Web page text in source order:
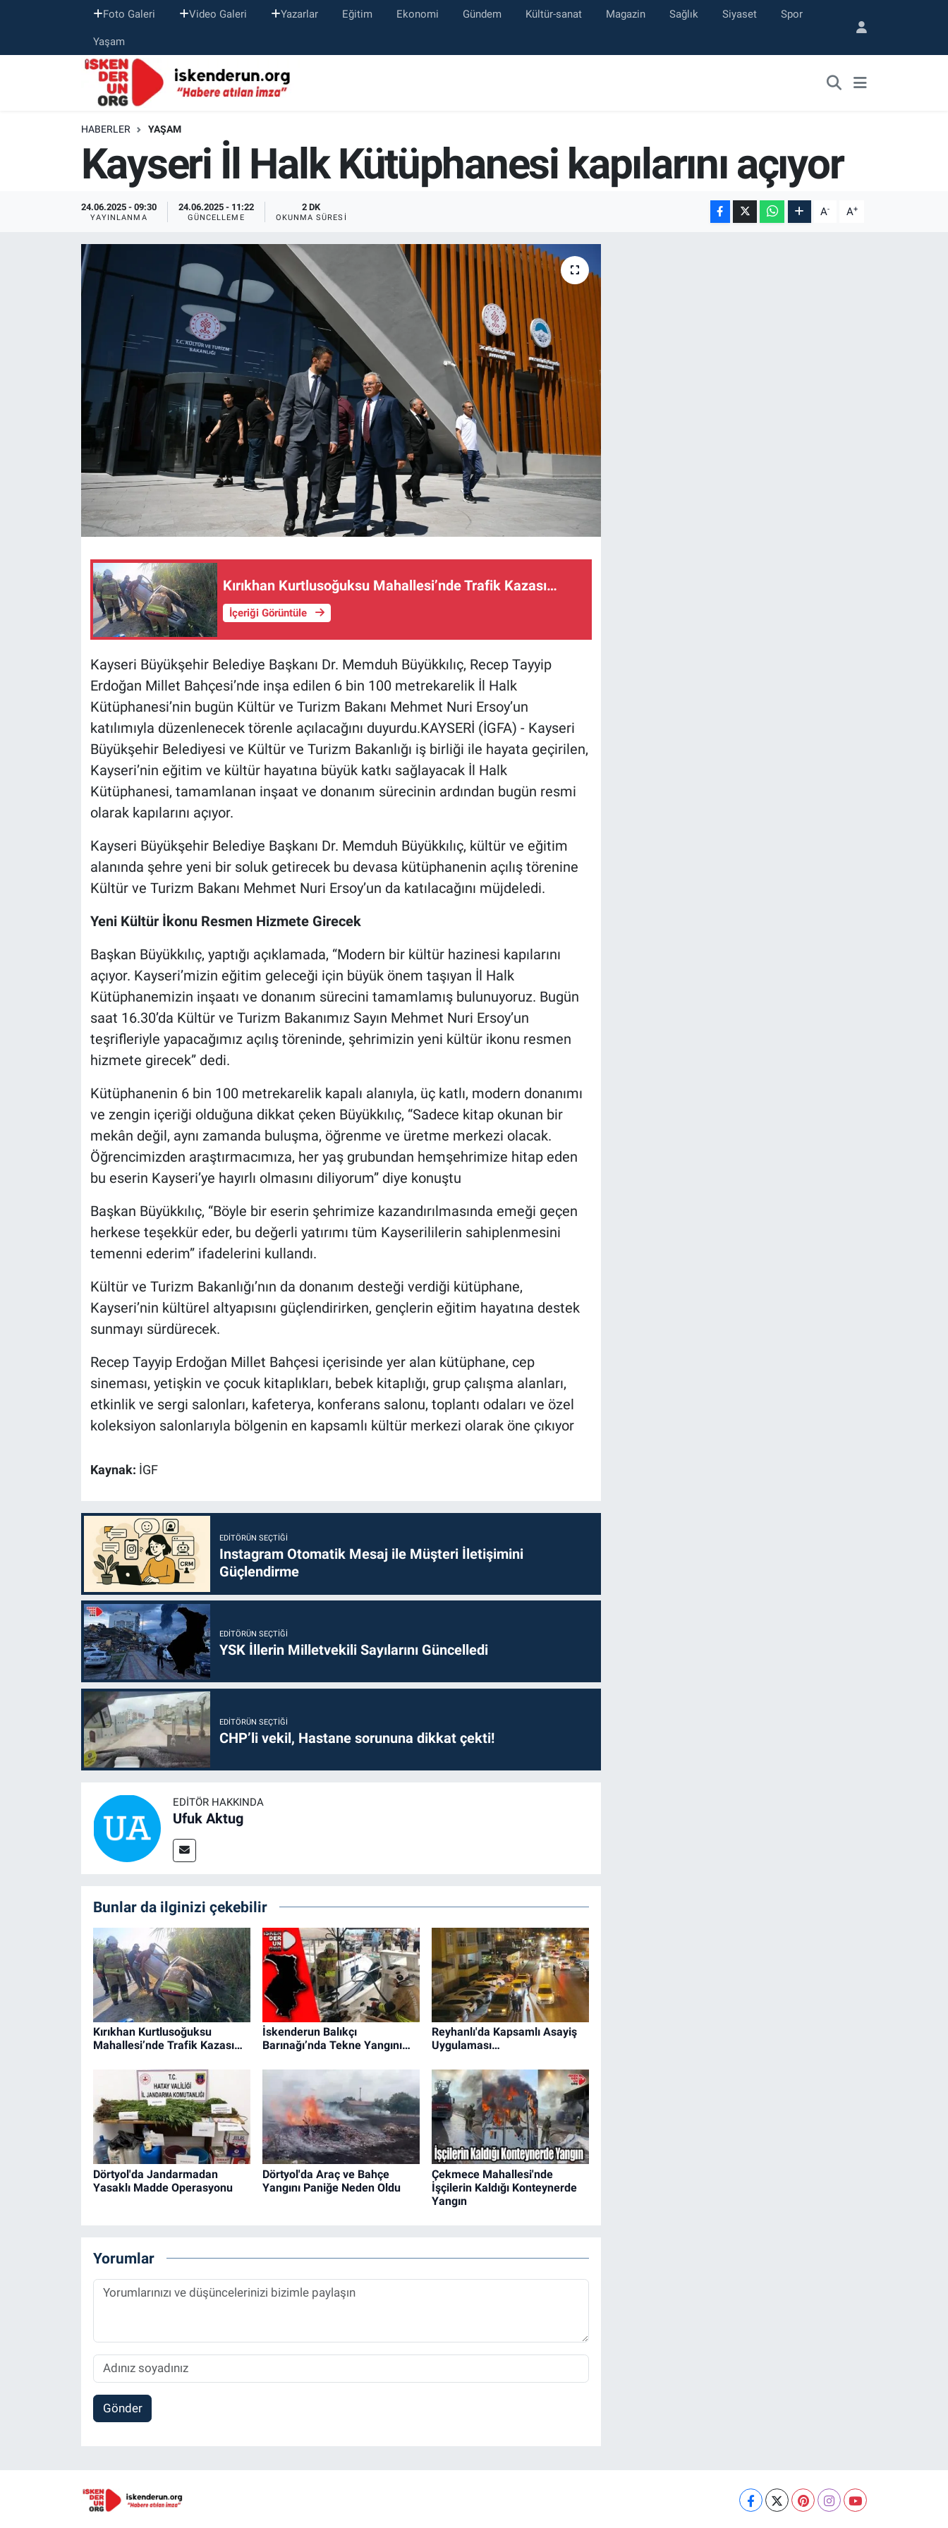
Foto Galeri Video Galeri Yazarlar Eğitim Ekonomi Gündem Kültür-sanat Magazin Sağlık Siyaset Spor
Yaşam
HABERLER YAŞAM
Kayseri İl Halk Kütüphanesi kapılarını açıyor
24.06.2025 - 09:30
YAYINLANMA
24.06.2025 - 11:22
GÜNCELLEME
2 DK
OKUNMA SÜRESI A- A+
Kırıkhan Kurtlusoğuksu Mahallesi’nde Trafik Kazası…
İçeriği Görüntüle
Kayseri Büyükşehir Belediye Başkanı Dr. Memduh Büyükkılıç, Recep Tayyip
Erdoğan Millet Bahçesi’nde inşa edilen 6 bin 100 metrekarelik İl Halk
Kütüphanesi’nin bugün Kültür ve Turizm Bakanı Mehmet Nuri Ersoy’un
katılımıyla düzenlenecek törenle açılacağını duyurdu.KAYSERİ (İGFA) - Kayseri
Büyükşehir Belediyesi ve Kültür ve Turizm Bakanlığı iş birliği ile hayata geçirilen,
Kayseri’nin eğitim ve kültür hayatına büyük katkı sağlayacak İl Halk
Kütüphanesi, tamamlanan inşaat ve donanım sürecinin ardından bugün resmi
olarak kapılarını açıyor.
Kayseri Büyükşehir Belediye Başkanı Dr. Memduh Büyükkılıç, kültür ve eğitim
alanında şehre yeni bir soluk getirecek bu devasa kütüphanenin açılış törenine
Kültür ve Turizm Bakanı Mehmet Nuri Ersoy’un da katılacağını müjdeledi.
Yeni Kültür İkonu Resmen Hizmete Girecek
Başkan Büyükkılıç, yaptığı açıklamada, “Modern bir kültür hazinesi kapılarını
açıyor. Kayseri’mizin eğitim geleceği için büyük önem taşıyan İl Halk
Kütüphanemizin inşaatı ve donanım sürecini tamamlamış bulunuyoruz. Bugün
saat 16.30’da Kültür ve Turizm Bakanımız Sayın Mehmet Nuri Ersoy’un
teşrifleriyle yapacağımız açılış töreninde, şehrimizin yeni kültür ikonu resmen
hizmete girecek” dedi.
Kütüphanenin 6 bin 100 metrekarelik kapalı alanıyla, üç katlı, modern donanımı
ve zengin içeriği olduğuna dikkat çeken Büyükkılıç, “Sadece kitap okunan bir
mekân değil, aynı zamanda buluşma, öğrenme ve üretme merkezi olacak.
Öğrencimizden araştırmacımıza, her yaş grubundan hemşehrimize hitap eden
bu eserin Kayseri’ye hayırlı olmasını diliyorum” diye konuştu
Başkan Büyükkılıç, “Böyle bir eserin şehrimize kazandırılmasında emeği geçen
herkese teşekkür eder, bu değerli yatırımı tüm Kayserililerin sahiplenmesini
temenni ederim” ifadelerini kullandı.
Kültür ve Turizm Bakanlığı’nın da donanım desteği verdiği kütüphane,
Kayseri’nin kültürel altyapısını güçlendirirken, gençlerin eğitim hayatına destek
sunmayı sürdürecek.
Recep Tayyip Erdoğan Millet Bahçesi içerisinde yer alan kütüphane, cep
sineması, yetişkin ve çocuk kitaplıkları, bebek kitaplığı, grup çalışma alanları,
etkinlik ve sergi salonları, kafeterya, konferans salonu, toplantı odaları ve özel
koleksiyon salonlarıyla bölgenin en kapsamlı kültür merkezi olarak öne çıkıyor
Kaynak: İGF
EDITÖRÜN SEÇTIĞI
Instagram Otomatik Mesaj ile Müşteri İletişimini
Güçlendirme
EDITÖRÜN SEÇTIĞI
YSK İllerin Milletvekili Sayılarını Güncelledi
EDITÖRÜN SEÇTIĞI
CHP’li vekil, Hastane sorununa dikkat çekti!
EDITÖR HAKKINDA
Ufuk Aktug
Bunlar da ilginizi çekebilir
Kırıkhan Kurtlusoğuksu
Mahallesi’nde Trafik Kazası…
İskenderun Balıkçı
Barınağı’nda Tekne Yangını…
Reyhanlı'da Kapsamlı Asayiş
Uygulaması…
Dörtyol'da Jandarmadan
Yasaklı Madde Operasyonu
Dörtyol'da Araç ve Bahçe
Yangını Paniğe Neden Oldu
Çekmece Mahallesi'nde
İşçilerin Kaldığı Konteynerde
Yangın
Yorumlar
Gönder